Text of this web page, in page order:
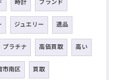
時計 ブランド
ジュエリー 遺品
プラチナ 高価買取 高い
市南区 買取